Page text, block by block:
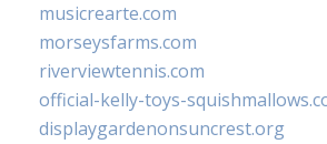
musicrearte.com
morseysfarms.com
riverviewtennis.com
official-kelly-toys-
displaygardenonsuncrest.org